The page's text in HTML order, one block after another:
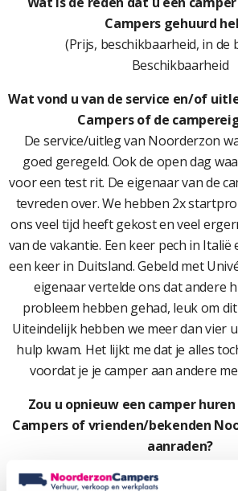
Campers gehuurd
(Prijs, beschikbaarheid, in de
Beschikbaarheid
Wat vond u van de service en/of
Campers of de
De service/uitleg van Noorderzon
goed geregeld. Ook de open dag
voor een test rit. De eigenaar van de
tevreden over. We hebben 2x
ons veel tijd heeft gekost en veel
van de vakantie. Een keer pech in Italië
een keer in Duitsland. Gebeld met
eigenaar vertelde ons dat andere
probleem hebben gehad, leuk om
Uiteindelijk hebben we meer dan vier
hulp kwam. Het lijkt me dat je alles
voordat je je camper aan andere
Zou u opnieuw een camper
Campers of vrienden/bekenden
aanraden?